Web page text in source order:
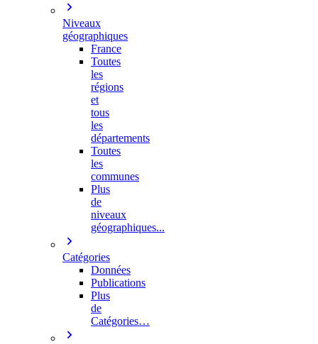
Niveaux
géographiques
France
Toutes
les
régions
et
tous
les
départements
Toutes
les
communes
Plus
de
niveaux
géographiques...
Catégories
Données
Publications
Plus
de
Catégories…